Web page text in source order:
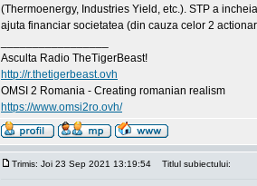
(Thermoenergy, Industries Yield, etc.). STP a
ajuta financiar societatea (din cauza celor 2
Asculta Radio TheTigerBeast!
http://r.thetigerbeast.ovh
OMSI 2 Romania - Creating romanian realism
https://www.omsi2ro.ovh/
Trimis: Joi 23 Sep 2021 13:19:54 Titlul subiectului: